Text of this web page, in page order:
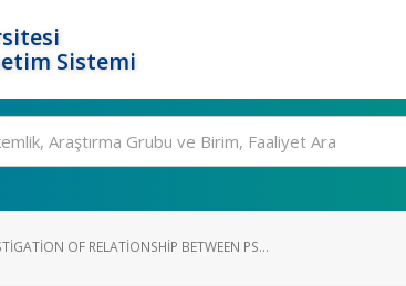
Sistemi
OF RELATIONSHIP BETWEEN PS...